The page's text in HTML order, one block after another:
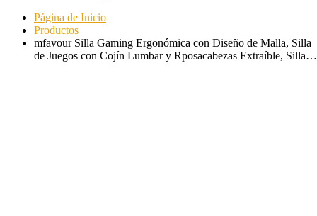
Página de Inicio
Productos
mfavour Silla Gaming Ergonómica con Diseño de Malla, Silla
de Juegos con Cojín Lumbar y Rposacabezas Extraíble, Silla…